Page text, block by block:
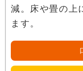
減。床や畳の上
ます。